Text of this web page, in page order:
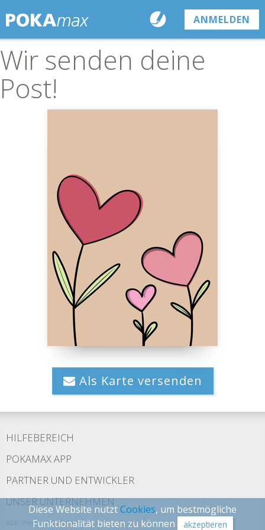
ANMELDEN
Wir senden deine
Post!
Als Karte versenden
HILFEBEREICH
POKAMAX APP
PARTNER UND ENTWICKLER
UNSER UNTERNEHMEN
Presse ·Datenschutz
Diese Website nutztCookies, um bestmögliche
Funktionalität bieten zu können
akzeptieren